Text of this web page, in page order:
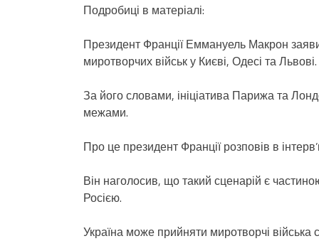
Подробиці в матеріалі:
Президент Франції Еммануель Макрон
миротворчих військ у Києві, Одесі та Львові.
За його словами, ініціатива Парижа та
межами.
Про це президент Франції розповів в
Він наголосив, що такий сценарій є
Росією.
Україна може прийняти миротворчі війська